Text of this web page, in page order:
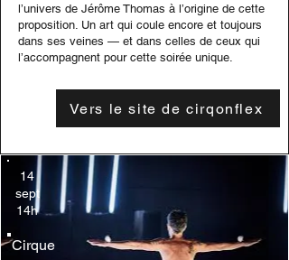
l’univers de Jérôme Thomas à l’origine de cette
proposition. Un art qui coule encore et toujours
dans ses veines — et dans celles de ceux qui
l’accompagnent pour cette soirée unique.
Vers le site de cirqonflex
14
sept
14h
Cirque